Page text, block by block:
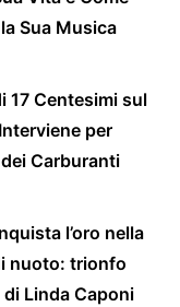
Sua Musica
17 Centesimi sul
per
Carburanti
l’oro nella
nuoto: trionfo
Linda Caponi